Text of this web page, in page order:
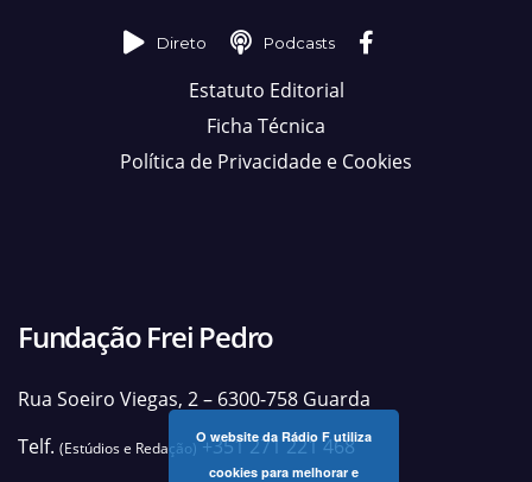
Direto Podcasts
Estatuto Editorial
Ficha Técnica
Política de Privacidade e Cookies
Fundação Frei Pedro
Rua Soeiro Viegas, 2 – 6300-758 Guarda
Telf. (Estúdios e Redação)+351 271 221 468
O website da Rádio F utiliza
cookies para melhorar e